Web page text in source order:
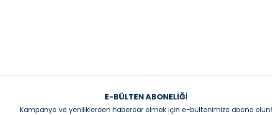
E-BÜLTEN ABONELIĞI
Kampanya ve yeniliklerden haberdar olmak için e-bültenimize abone olun!